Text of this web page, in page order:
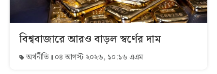
বিশ্ববাজারে আরও বাড়ল স্বর্ণের দাম
অর্থনীতি ০৪ আগস্ট ২০২৬, ১০:১৬ এএম